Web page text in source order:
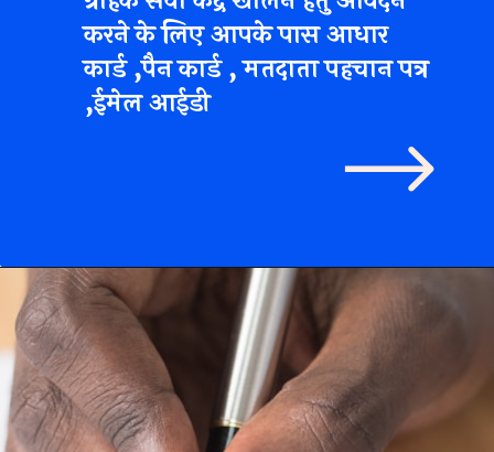
करने के लिए आपके पास आधार
कार्ड ,पैन कार्ड ,मतदाता पहचान पत्र
,ईमेल आईडी